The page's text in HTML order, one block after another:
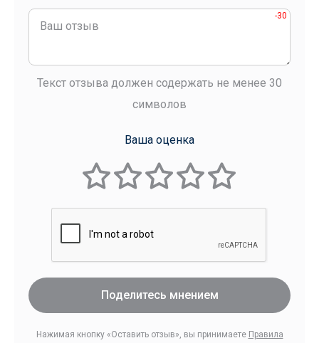
-30
Текст отзыва должен содержать не менее 30
символов
Ваша оценка
Поделитесь мнением
Нажимая кнопку «Оставить отзыв», вы принимаете Правила